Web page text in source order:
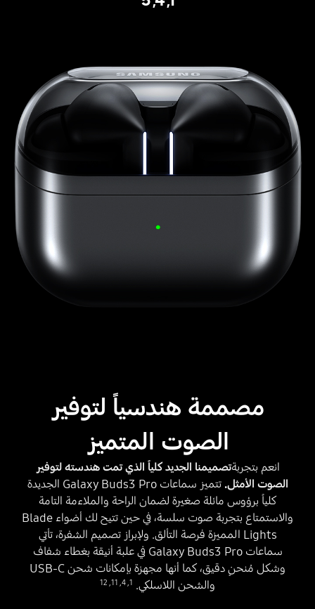
مصممة هندسياً لتوفير
الصوت المتميز
انعم بتجربةتصميمنا الجديد كلياً الذي تمت هندسته لتوفير
الصوت الأمثل.
تتميز سماعات Galaxy Buds3 Pro الجديدة
كلياً برؤوس مائلة صغيرة لضمان الراحة والملاءمة التامة
والاستمتاع بتجربة صوت سلسة، في حين تتيح لك أضواء Blade
Lights المميزة فرصة التألق. ولإبراز تصميم الشفرة، تأتي
سماعات Galaxy Buds3 Pro في علبة أنيقة بغطاء شفاف
وشكل مُنحنٍ دقيق، كما أنها مجهزة بإمكانات شحن USB-C
والشحن اللاسلكي. 1
,
4
,
11
,
12